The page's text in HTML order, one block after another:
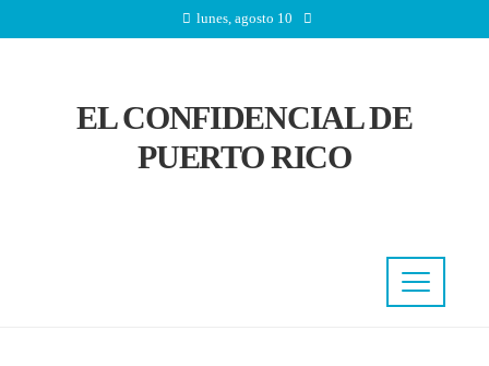
lunes, agosto 10
EL CONFIDENCIAL DE
PUERTO RICO